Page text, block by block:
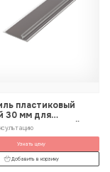
пластиковый
30 мм для
разделителей на
магнитной ленте
Узнать цену
Добавить в корзину